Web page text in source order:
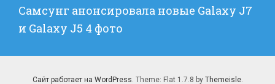
Next
post:
Самсунг анонсировала новые Galaxy J7
и Galaxy J5 4 фото
Сайт работает на WordPress . Theme: Flat 1.7.8 by Themeisle.